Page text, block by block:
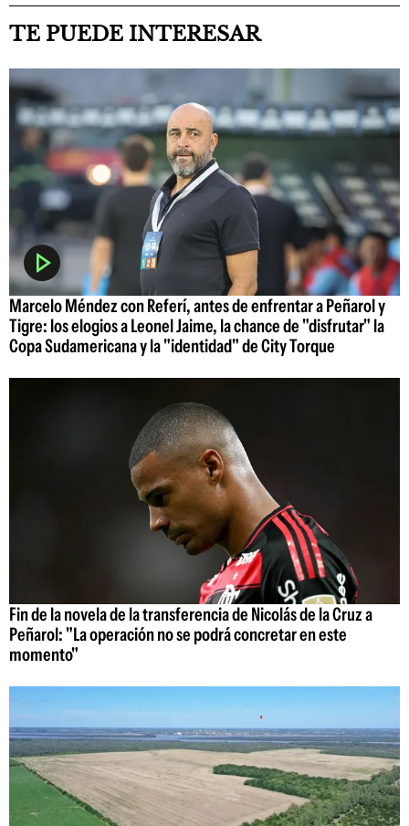
TE PUEDE INTERESAR
Marcelo Méndez con Referí, antes de enfrentar a Peñarol y
Tigre: los elogios a Leonel Jaime, la chance de "disfrutar" la
Copa Sudamericana y la "identidad" de City Torque
Fin de la novela de la transferencia de Nicolás de la Cruz a
Peñarol: "La operación no se podrá concretar en este
momento"